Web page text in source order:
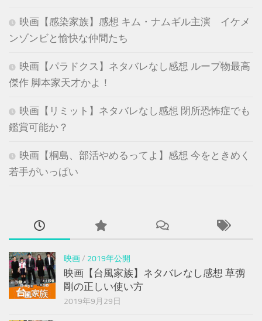
映画【感染家族】感想 キム・ナムギル主演 イケメ
ンゾンビと愉快な仲間たち
映画【パラドクス】ネタバレなし感想 ループ物最高
傑作 脚本家天才かよ！
映画【リミット】ネタバレなし感想 閉所恐怖症でも
鑑賞可能か？
映画【桐島、部活やめるってよ】感想 今をときめく
若手がいっぱい
映画/ 2019年公開
映画【台風家族】ネタバレなし感想 草彅
剛の正しい使い方
2019年9月29日